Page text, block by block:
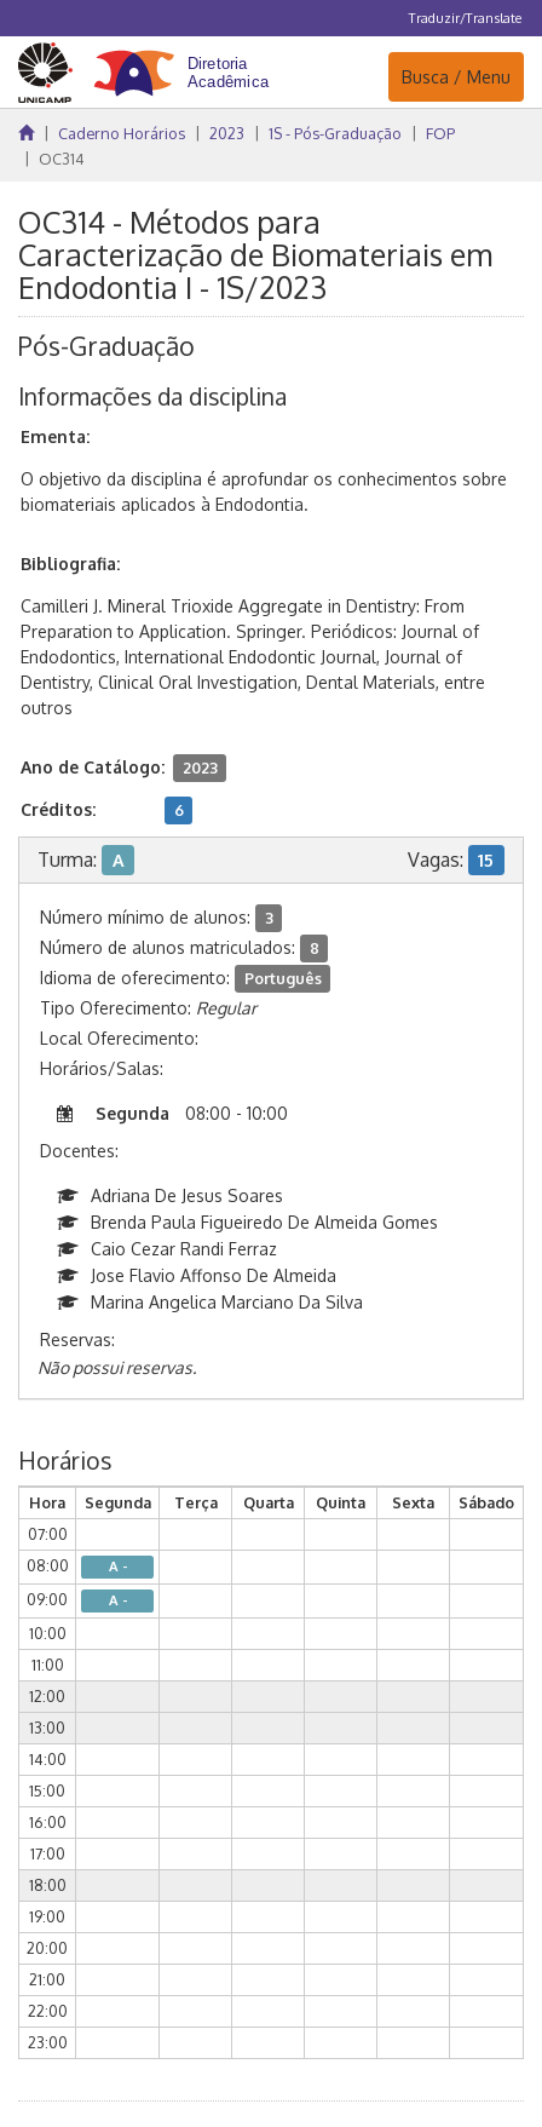
Traduzir/Translate
Navegação
Busca / Menu
Caderno Horários 2023 1S - Pós-Graduação
FOP
OC314
OC314 - Métodos para
Caracterização de Biomateriais em
Endodontia I - 1S/2023
Pós-Graduação
Informações da disciplina
Ementa:
O objetivo da disciplina é aprofundar os conhecimentos sobre
biomateriais aplicados à Endodontia.
Bibliografia:
Camilleri J. Mineral Trioxide Aggregate in Dentistry: From
Preparation to Application. Springer. Periódicos: Journal of
Endodontics, International Endodontic Journal, Journal of
Dentistry, Clinical Oral Investigation, Dental Materials, entre
outros
Ano de Catálogo: 2023
Créditos: 6
Turma: A Vagas: 15
Número mínimo de alunos: 3
Número de alunos matriculados: 8
Idioma de oferecimento: Português
Tipo Oferecimento: Regular
Local Oferecimento:
Horários/Salas:
Segunda
08:00 - 10:00
Docentes:
Adriana De Jesus Soares
Brenda Paula Figueiredo De Almeida Gomes
Caio Cezar Randi Ferraz
Jose Flavio Affonso De Almeida
Marina Angelica Marciano Da Silva
Reservas:
Não possui reservas.
Horários
Hora Segunda Terça Quarta Quinta Sexta
Sábado
07:00
08:00
A -
09:00 A -
10:00
11:00
12:00
13:00
14:00
15:00
16:00
17:00
18:00
19:00
20:00
21:00
22:00
23:00